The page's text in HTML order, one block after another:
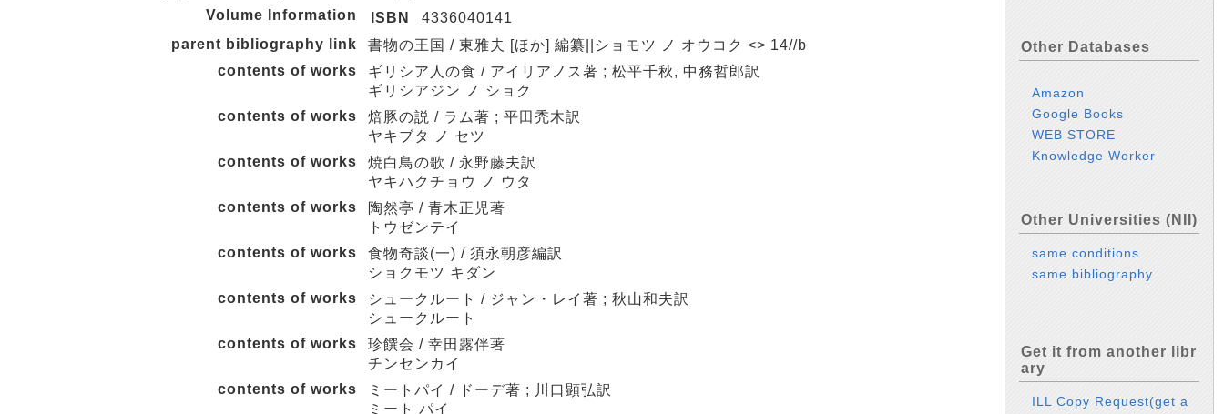
Volume Information
ISBN
4336040141
parent bibliography link
書物の王国 / 東雅夫 [ほか] 編纂||ショモツ ノ オウコク <> 14//b
contents of works
ギリシア人の食 / アイリアノス著 ; 松平千秋, 中務哲郎訳
ギリシアジン ノ ショク
contents of works
焙豚の説 / ラム著 ; 平田禿木訳
ヤキブタ ノ セツ
contents of works
焼白鳥の歌 / 永野藤夫訳
ヤキハクチョウ ノ ウタ
contents of works
陶然亭 / 青木正児著
トウゼンテイ
contents of works
食物奇談(一) / 須永朝彦編訳
ショクモツ キダン
contents of works
シュークルート / ジャン・レイ著 ; 秋山和夫訳
シュークルート
contents of works
珍饌会 / 幸田露伴著
チンセンカイ
contents of works
ミートパイ / ドーデ著 ; 川口顕弘訳
ミート パイ
Other Databases
Amazon
Google Books
WEB STORE
Knowledge Worker
Other Universities (NII)
same conditions
same bibliography
Get it from another libr
ary
ILL Copy Request(get a